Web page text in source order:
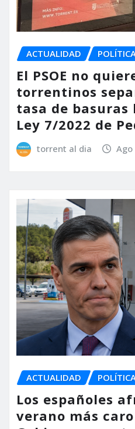
ACTUALIDAD
El PSOE no
torrentinos
tasa de basuras
Ley 7/2022 de
torrent al dia Ago
ACTUALIDAD
Los españoles
verano más